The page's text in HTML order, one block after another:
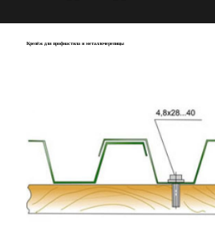
Крепёж для профнастила и металлочерепицы